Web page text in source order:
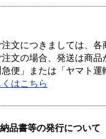
文につきましては、
文の場合、発送は商品
便」または「ヤマト運
はこちら
品書等の発行について